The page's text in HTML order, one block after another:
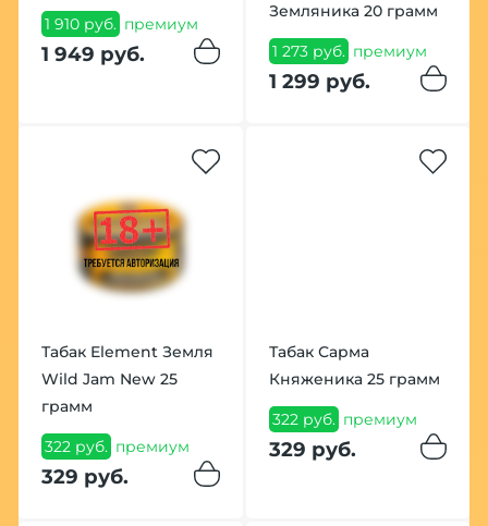
1 910 руб. премиум
1 949 руб.
Земляника 20 грамм
1 273 руб. премиум
1 299 руб.
Табак Element Земля
Wild Jam New 25
грамм
322 руб. премиум
329 руб.
Табак Сарма
Княженика 25 грамм
322 руб. премиум
329 руб.